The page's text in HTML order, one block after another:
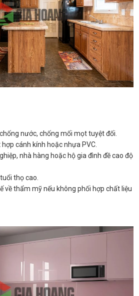
nước, chống mối mọt tuyệt đối.
hợp cánh kính hoặc nhựa PVC.
nhà hàng hoặc hộ gia đình đề cao độ
thọ cao.
về thẩm mỹ nếu không phối hợp chất liệu